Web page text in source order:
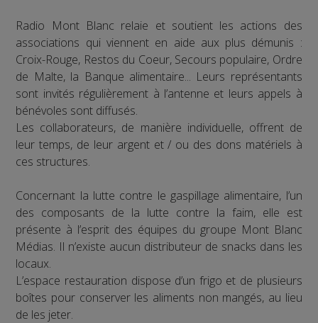
Radio Mont Blanc relaie et soutient les actions des
associations qui viennent en aide aux plus démunis :
Croix-Rouge, Restos du Coeur, Secours populaire, Ordre
de Malte, la Banque alimentaire... Leurs représentants
sont invités régulièrement à l’antenne et leurs appels à
bénévoles sont diffusés.
Les collaborateurs, de manière individuelle, offrent de
leur temps, de leur argent et / ou des dons matériels à
ces structures.
Concernant la lutte contre le gaspillage alimentaire, l’un
des composants de la lutte contre la faim, elle est
présente à l’esprit des équipes du groupe Mont Blanc
Médias. Il n’existe aucun distributeur de snacks dans les
locaux.
L’espace restauration dispose d’un frigo et de plusieurs
boîtes pour conserver les aliments non mangés, au lieu
de les jeter.